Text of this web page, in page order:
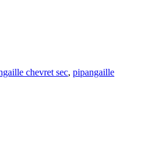
chevret sec, pipangaille